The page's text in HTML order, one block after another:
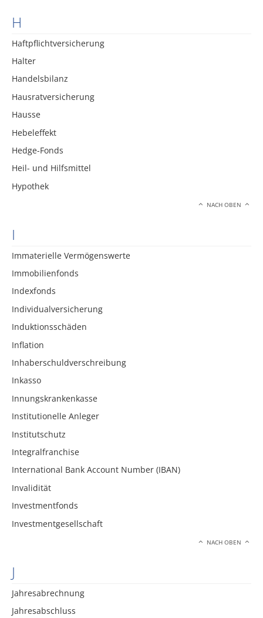
H
Haftpflichtversicherung
Halter
Handelsbilanz
Hausratversicherung
Hausse
Hebeleffekt
Hedge-Fonds
Heil- und Hilfsmittel
Hypothek
NACH OBEN
I
Immaterielle Vermögenswerte
Immobilienfonds
Indexfonds
Individualversicherung
Induktionsschäden
Inflation
Inhaberschuldverschreibung
Inkasso
Innungskrankenkasse
Institutionelle Anleger
Institutschutz
Integralfranchise
International Bank Account Number (IBAN)
Invalidität
Investmentfonds
Investmentgesellschaft
NACH OBEN
J
Jahresabrechnung
Jahresabschluss